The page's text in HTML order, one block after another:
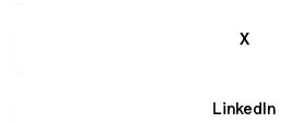
X
LinkedIn